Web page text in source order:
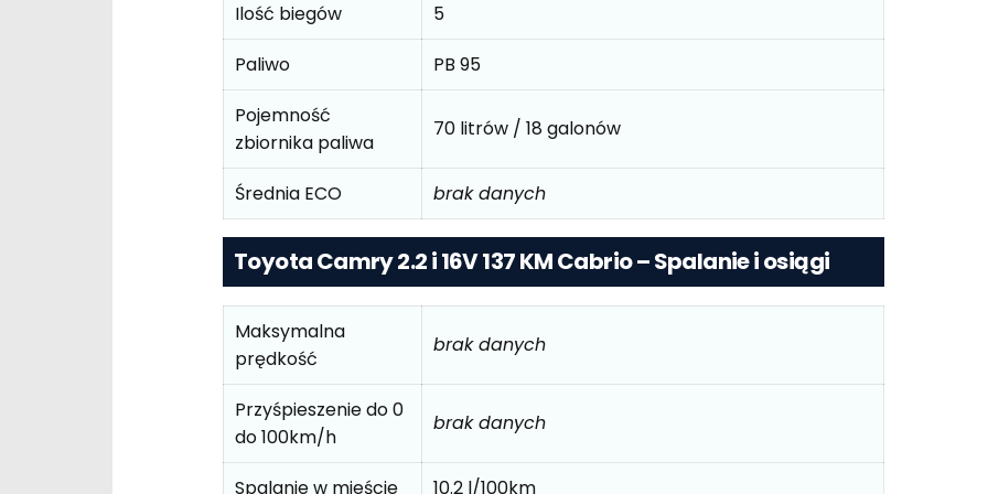
Ilość biegów
5
Paliwo
PB 95
Pojemność
zbiornika paliwa
70 litrów / 18 galonów
Średnia ECO brak danych
Toyota Camry 2.2 i 16V 137 KM Cabrio – Spalanie i osiągi
Maksymalna
prędkość
brak danych
Przyśpieszenie do 0
do 100km/h
brak danych
Spalanie w mieście 10.2 l/100km